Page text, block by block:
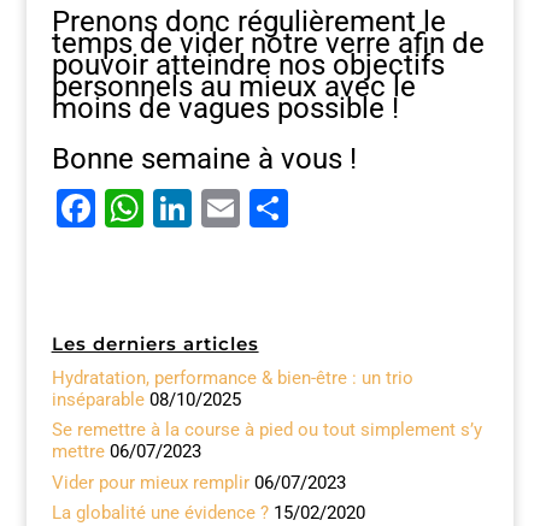
Prenons donc régulièrement le
temps de vider notre verre afin de
pouvoir atteindre nos objectifs
personnels au mieux avec le
moins de vagues possible !
Bonne semaine à vous !
F
e
b
o
o
k
W
s
A
p
p
Li
dI
n
E P
er
Les derniers articles
Hydratation, performance & bien-être : un trio
inséparable 08/10/2025
Se remettre à la course à pied ou tout simplement s’y
mettre 06/07/2023
Vider pour mieux remplir 06/07/2023
La globalité une évidence ? 15/02/2020